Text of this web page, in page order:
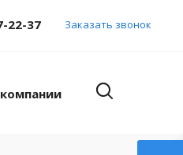
22-37 Заказать звонок